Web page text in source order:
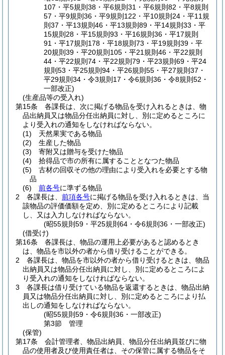
107・平5規則38・平6規則31・平6規則82・平8規則
57・平9規則36・平9規則122・平10規則24・平11規
則37・平13規則46・平13規則89・平14規則33・平
15規則28・平15規則93・平16規則36・平17規則
91・平17規則178・平18規則73・平19規則39・平
20規則39・平20規則105・平21規則46・平22規則
44・平22規則74・平22規則79・平23規則69・平24
規則53・平25規則94・平26規則55・平27規則37・
平29規則34・令3規則17・令6規則36・令8規則52・
一部改正)
(生産品等の受入れ)
第15条
各課長は、次に掲げる物品を受け入れるときは、物
品出納員又は物品分任出納員に対し、別に定めるところに
より受入れの通知をしなければならない。
(1)
天然果実である物品
(2)
生産した物品
(3)
寄附又は贈与を受けた物品
(4)
拾得品で市の所有に属することとなつた物品
(5)
古材の回収その他の理由により受入れを必要とする物
品
(6)
前各号に準ずる物品
2
各課長は、 前項各号に掲げる物品を受け入れるときは、当
該物品の評価価額を定め、別に定めるところにより記載
し、又は入力しなければならない。
(昭55規則59・平25規則64・令6規則36・一部改正)
(借受け)
第16条
各課長は、物品の運用上必要があると認めるとき
は、物品を市以外の者から借り受けることができる。
2
各課長は、物品を市以外の者から借り受けるときは、物品
出納員又は物品分任出納員に対し、別に定めるところによ
り受入れの通知をしなければならない。
3
各課長は借り受けている物品を返還するときは、物品出納
員又は物品分任出納員に対し、別に定めるところにより払
出しの通知をしなければならない。
(昭55規則59・令6規則36・一部改正)
第3節
管理
(保管)
第17条
会計管理者、物品出納員、物品分任出納員並びに物
品の使用者及び使用責任者は、その保管に属する物品をそ